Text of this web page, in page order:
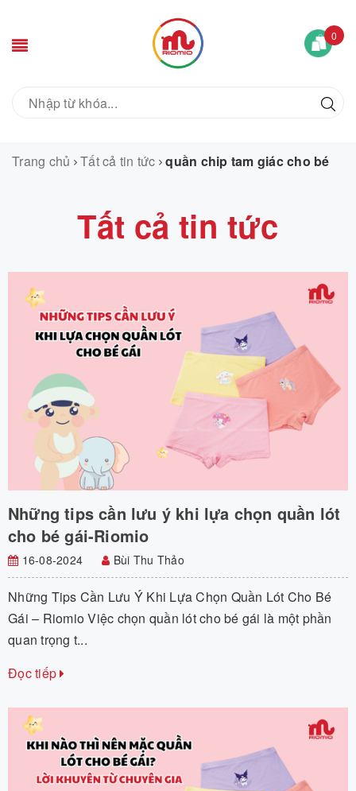
0
Trang chủ Tất cả tin tức quần chip tam giác cho bé
Tất cả tin tức
Những tips cần lưu ý khi lựa chọn quần lót
cho bé gái-Riomio
16-08-2024 Bùi Thu Thảo
Những Tips Cần Lưu Ý Khi Lựa Chọn Quần Lót Cho Bé
Gái – Riomio Việc chọn quần lót cho bé gái là một phần
quan trọng t...
Đọc tiếp